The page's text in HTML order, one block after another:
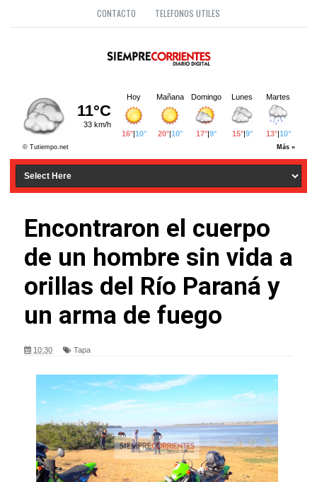
CONTACTO TELEFONOS UTILES
Encontraron el cuerpo
de un hombre sin vida a
orillas del Río Paraná y
un arma de fuego
10:30 Tapa